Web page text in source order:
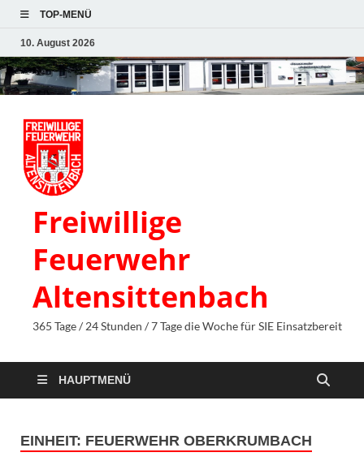
TOP-MENÜ
10. August 2026
Freiwillige
Feuerwehr
Altensittenbach
365 Tage / 24 Stunden / 7 Tage die Woche für SIE Einsatzbereit
HAUPTMENÜ
EINHEIT: FEUERWEHR OBERKRUMBACH